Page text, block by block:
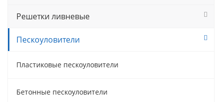
Решетки ливневые
Пескоуловители
Пластиковые пескоуловители
Бетонные пескоуловители